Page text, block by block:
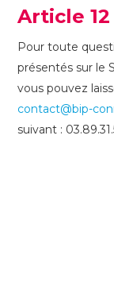
Article
Pour toute
présentés sur le
vous pouvez
contact@bip-
suivant :